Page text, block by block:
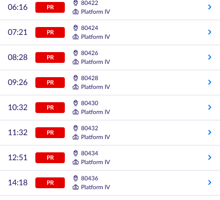
06:16 PR
80422
Platform IV
07:21 PR
80424
Platform IV
08:28 PR
80426
Platform IV
09:26 PR
80428
Platform IV
10:32 PR
80430
Platform IV
11:32 PR
80432
Platform IV
12:51 PR
80434
Platform IV
14:18 PR
80436
Platform IV